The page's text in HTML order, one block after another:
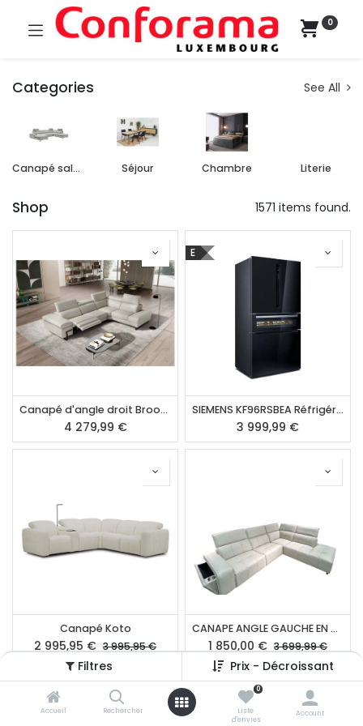
Filtres Prix - Décroissant
Accueil Rechercher
0
Liste
d'envies
Account
0
Categories See All
Canapé salon Séjour Chambre Literie
Shop 1571 items found.
Canapé d'angle droit Brooklyn
4 279,99 €
E
SIEMENS KF96RSBEA Réfrigérateur américain
3 999,99 €
Canapé Koto
2 995,95 € 3 995,95€
CANAPE ANGLE GAUCHE EN CUIR FROST
1 850,00 € 3 699,99€